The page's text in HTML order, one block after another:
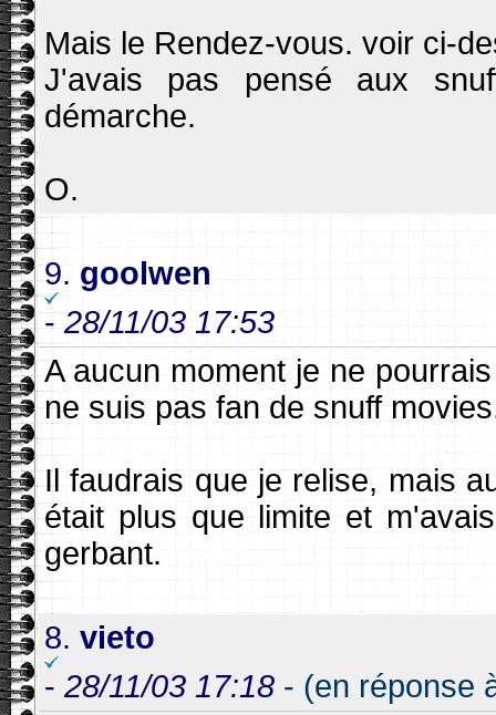
Mais le Rendez-vous. voir ci-
J'avais pas pensé aux
démarche.
O.
9. goolwen
-28/11/03 17:53
A aucun moment je ne
ne suis pas fan de snuff
Il faudrais que je relise, mais
était plus que limite et
gerbant.
8. vieto
- 28/11/03 17:18 - (en réponse